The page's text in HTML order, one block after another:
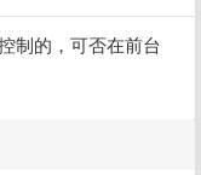
制的，可否在前台